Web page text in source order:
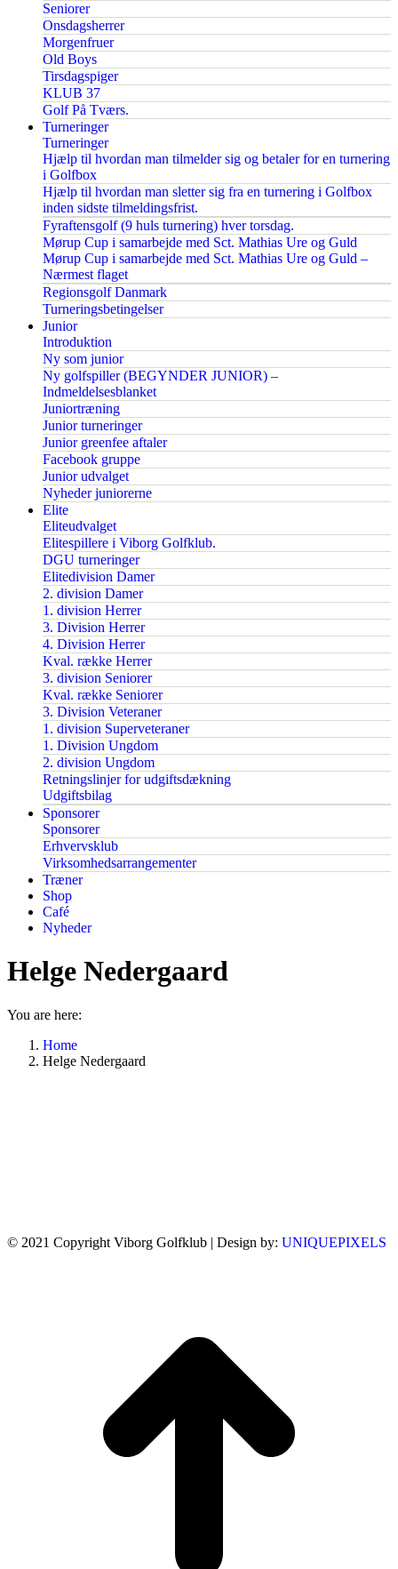
Seniorer
Onsdagsherrer
Morgenfruer
Old Boys
Tirsdagspiger
KLUB 37
Golf På Tværs.
Turneringer
Turneringer
Hjælp til hvordan man tilmelder sig og betaler for en turnering
i Golfbox
Hjælp til hvordan man sletter sig fra en turnering i Golfbox
inden sidste tilmeldingsfrist.
Fyraftensgolf (9 huls turnering) hver torsdag.
Mørup Cup i samarbejde med Sct. Mathias Ure og Guld
Mørup Cup i samarbejde med Sct. Mathias Ure og Guld –
Nærmest flaget
Regionsgolf Danmark
Turneringsbetingelser
Junior
Introduktion
Ny som junior
Ny golfspiller (BEGYNDER JUNIOR) –
Indmeldelsesblanket
Juniortræning
Junior turneringer
Junior greenfee aftaler
Facebook gruppe
Junior udvalget
Nyheder juniorerne
Elite
Eliteudvalget
Elitespillere i Viborg Golfklub.
DGU turneringer
Elitedivision Damer
2. division Damer
1. division Herrer
3. Division Herrer
4. Division Herrer
Kval. række Herrer
3. division Seniorer
Kval. række Seniorer
3. Division Veteraner
1. division Superveteraner
1. Division Ungdom
2. division Ungdom
Retningslinjer for udgiftsdækning
Udgiftsbilag
Sponsorer
Sponsorer
Erhvervsklub
Virksomhedsarrangementer
Træner
Shop
Café
Nyheder
Helge Nedergaard
You are here:
Home
Helge Nedergaard
© 2021 Copyright Viborg Golfklub | Design by: UNIQUEPIXELS